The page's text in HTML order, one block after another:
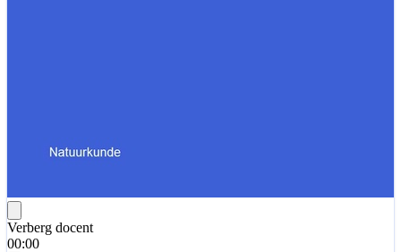
Verberg docent
00:00